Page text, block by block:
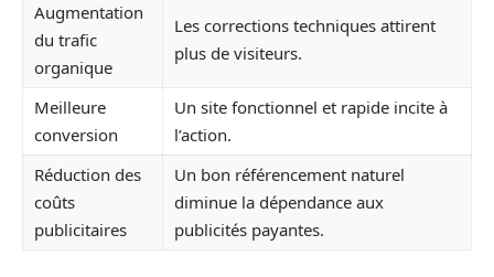
Augmentation
du trafic
organique
Les corrections techniques attirent
plus de visiteurs.
Meilleure
conversion
Un site fonctionnel et rapide incite à
l’action.
Réduction des
coûts
publicitaires
Un bon référencement naturel
diminue la dépendance aux
publicités payantes.